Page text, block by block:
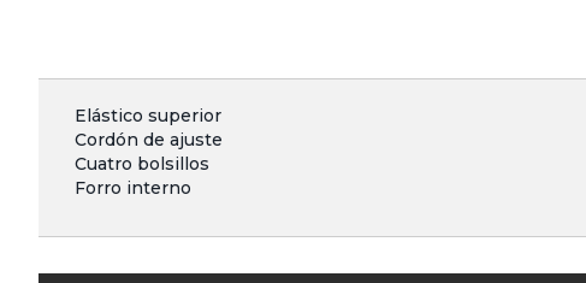
Elástico superior
Cordón de ajuste
Cuatro bolsillos
Forro interno